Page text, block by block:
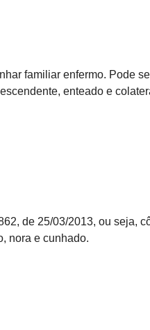
familiar enfermo. Pode
enteado e
de 25/03/2013, ou seja,
nora e cunhado.